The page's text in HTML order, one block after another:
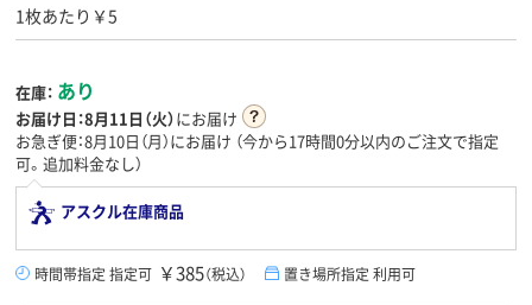
1枚あたり￥5
在庫： あり
お届け日：8月11日（火）にお届け
お急ぎ便：8月10日（月）にお届け （今から17時間0分以内のご注文で指定
可。追加料金なし）
アスクル在庫商品
時間帯指定 指定可 ￥385（税込） 置き場所指定 利用可